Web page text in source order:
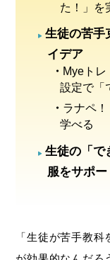
た！」を
生徒の苦手
イデア
Myeト
設定で「
ラナペ
学べる
生徒の「で
服をサポー
「生徒が苦手教